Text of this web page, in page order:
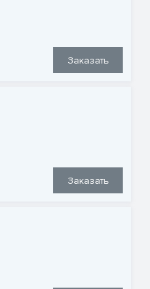
Заказать
Заказать